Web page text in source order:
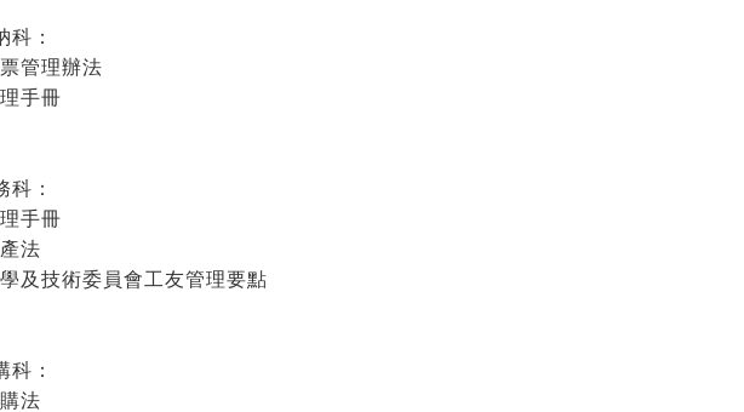
科：
管理辦法
手冊
科：
手冊
法
及技術委員會工友管理要點
科：
法